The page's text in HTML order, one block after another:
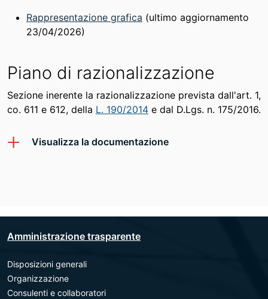
Rappresentazione grafica (ultimo aggiornamento
23/04/2026)
Piano di razionalizzazione
Sezione inerente la razionalizzazione prevista dall'art. 1,
co. 611 e 612, della L. 190/2014 e dal D.Lgs. n. 175/2016.
Visualizza la documentazione
Amministrazione trasparente
Disposizioni generali
Organizzazione
Consulenti e collaboratori